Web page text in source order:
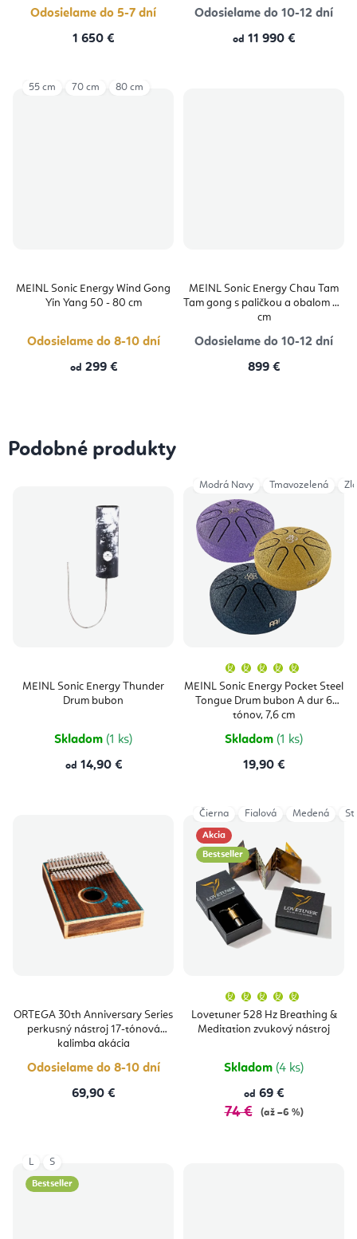
Odosielame do 5-7 dní
1 650 €
Odosielame do 10-12 dní
od 11 990 €
MEINL Sonic Energy Wind Gong
Yin Yang 50 - 80 cm
Odosielame do 8-10 dní
od 299 €
55 cm 70 cm 80 cm
MEINL Sonic Energy Chau Tam
Tam gong s paličkou a obalom 76
cm
Odosielame do 10-12 dní
899 €
Podobné produkty
MEINL Sonic Energy Thunder
Drum bubon
Skladom (1 ks)
od 14,90 €
MEINL Sonic Energy Pocket Steel
Tongue Drum bubon A dur 6
tónov, 7,6 cm
produktu
je
5,0
Skladom (1 ks)
19,90 €
Modrá Navy Tmavozelená
ORTEGA 30th Anniversary Series
perkusný nástroj 17-tónová
kalimba akácia
Odosielame do 8-10 dní
69,90 €
Akcia
Bestseller
Lovetuner 528 Hz Breathing &
Meditation zvukový nástroj
produktu
je
5,0
Skladom (4 ks)
od 69 €
74 € (až –6 %)
Čierna Fialová Medená
Bestseller
L S